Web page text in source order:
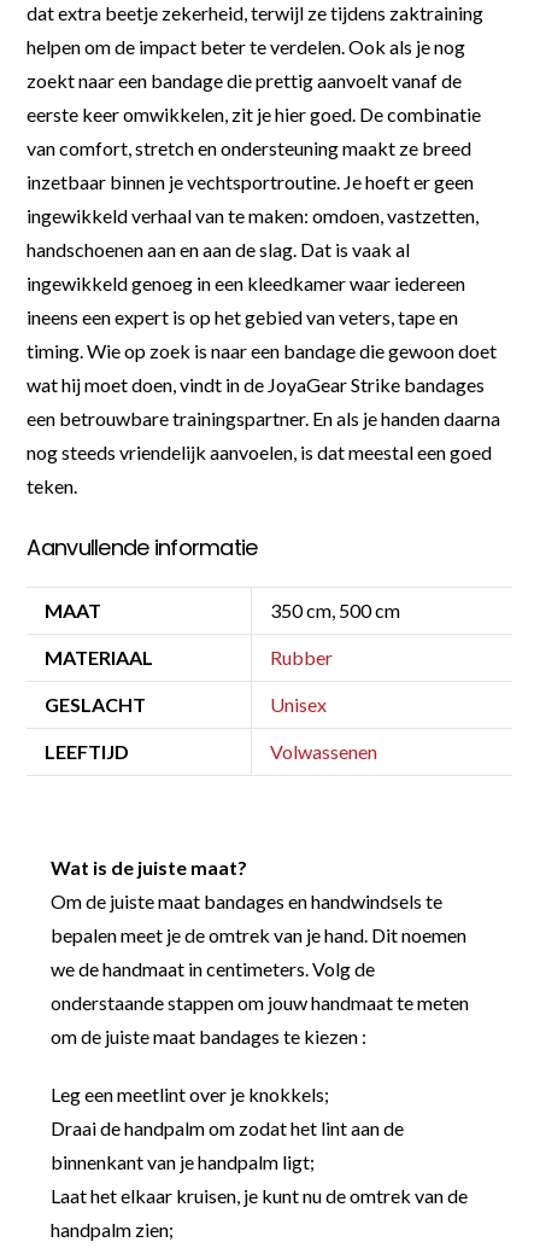
dat extra beetje zekerheid, terwijl ze tijdens zaktraining
helpen om de impact beter te verdelen. Ook als je nog
zoekt naar een bandage die prettig aanvoelt vanaf de
eerste keer omwikkelen, zit je hier goed. De combinatie
van comfort, stretch en ondersteuning maakt ze breed
inzetbaar binnen je vechtsportroutine. Je hoeft er geen
ingewikkeld verhaal van te maken: omdoen, vastzetten,
handschoenen aan en aan de slag. Dat is vaak al
ingewikkeld genoeg in een kleedkamer waar iedereen
ineens een expert is op het gebied van veters, tape en
timing. Wie op zoek is naar een bandage die gewoon doet
wat hij moet doen, vindt in de JoyaGear Strike bandages
een betrouwbare trainingspartner. En als je handen daarna
nog steeds vriendelijk aanvoelen, is dat meestal een goed
teken.
Aanvullende informatie
MAAT 350 cm, 500 cm
MATERIAAL Rubber
GESLACHT Unisex
LEEFTIJD Volwassenen
Wat is de juiste maat?
Om de juiste maat bandages en handwindsels te
bepalen meet je de omtrek van je hand. Dit noemen
we de handmaat in centimeters. Volg de
onderstaande stappen om jouw handmaat te meten
om de juiste maat bandages te kiezen :
Leg een meetlint over je knokkels;
Draai de handpalm om zodat het lint aan de
binnenkant van je handpalm ligt;
Laat het elkaar kruisen, je kunt nu de omtrek van de
handpalm zien;